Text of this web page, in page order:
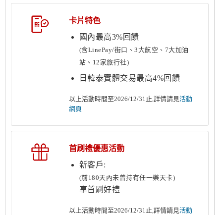
卡片特色
國內最高3%回饋
(含LinePay/街口、3大航空、7大加油
站、12家旅行社)
日韓泰實體交易最高4%回饋
以上活動時間至2026/12/31止,詳情請見活動
網頁
首刷禮優惠活動
新客戶:
(前180天內未曾持有任一樂天卡)
享首刷好禮
以上活動時間至2026/12/31止,詳情請見活動